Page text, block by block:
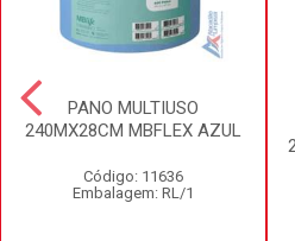
PANO MULTIUSO
240MX28CM MBFLEX AZUL
Código: 11636
Embalagem: RL/1